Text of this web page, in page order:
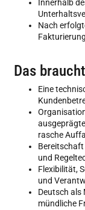
Innerhalb
Nach
Das
Eine
rasche
Bereitschaft
und
Flexibilität,
und
Deutsch als
mündliche